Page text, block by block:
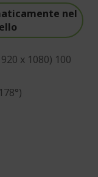
nel
x 1080) 100